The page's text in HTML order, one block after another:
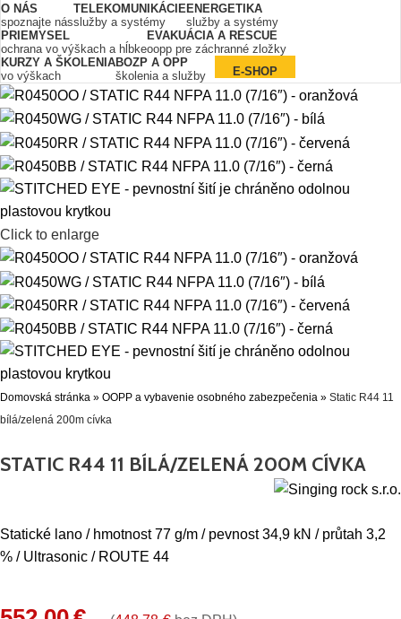
O NÁS
spoznajte nás
TELEKOMUNIKÁCIE
služby a systémy
ENERGETIKA
služby a systémy
PRIEMYSEL
ochrana vo výškach a hĺbke
EVAKUÁCIA A RESCUE
oopp pre záchranné zložky
KURZY A ŠKOLENIA
vo výškach
BOZP A OPP
školenia a služby
E-SHOP
Click to enlarge
Domovská stránka » OOPP a vybavenie osobného zabezpečenia » Static R44 11
bílá/zelená 200m cívka
STATIC R44 11 BÍLÁ/ZELENÁ 200M CÍVKA
Statické lano / hmotnost 77 g/m / pevnost 34,9 kN / průtah 3,2
% / Ultrasonic / ROUTE 44